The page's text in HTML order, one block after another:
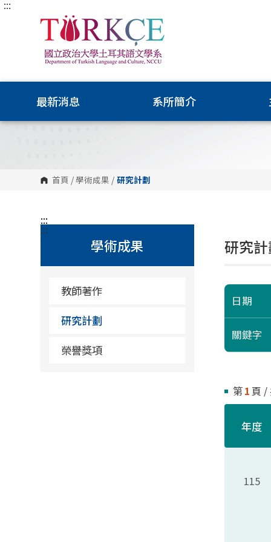
跳
:::
最新消息 系所簡介
首頁 /學術成果 / 研究計劃
:::
學術成果
教師著作
研究計劃
榮譽獎項
:::
研究
日期
關鍵字
第1 頁 /
年度
115